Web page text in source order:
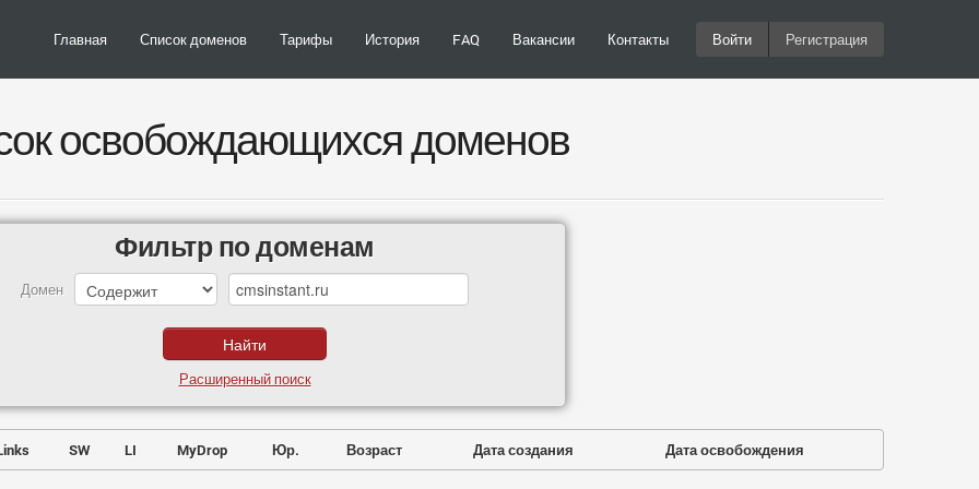
Главная Список доменов Тарифы История FAQ Вакансии Контакты Войти Регистрация
освобождающихся доменов
Фильтр по доменам
Домен
Расширенный поиск
SW LI MyDrop Юр. Возраст Дата создания Дата освобождения